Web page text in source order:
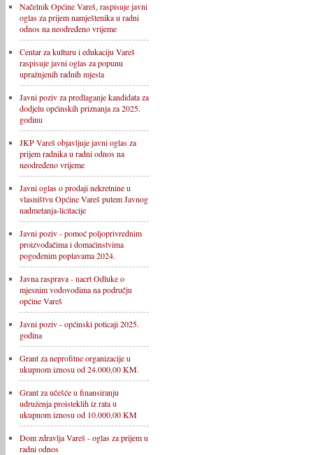
Načelnik Općine Vareš, raspisuje javni
oglas za prijem namještenika u radni
odnos na neodređeno vrijeme
Centar za kulturu i edukaciju Vareš
raspisuje javni oglas za popunu
upražnjenih radnih mjesta
Javni poziv za predlaganje kandidata za
dodjelu općinskih priznanja za 2025.
godinu
JKP Vareš objavljuje javni oglas za
prijem radnika u radni odnos na
neodređeno vrijeme
Javni oglas o prodaji nekretnine u
vlasništvu Općine Vareš putem Javnog
nadmetanja-licitacije
Javni poziv - pomoć poljoprivrednim
proizvođačima i domaćinstvima
pogođenim poplavama 2024.
Javna rasprava - nacrt Odluke o
mjesnim vodovodima na području
općine Vareš
Javni poziv - općinski poticaji 2025.
godina
Grant za neprofitne organizacije u
ukupnom iznosu od 24.000,00 KM.
Grant za učešće u finansiranju
udruženja proisteklih iz rata u
ukupnom iznosu od 10.000,00 KM
Dom zdravlja Vareš - oglas za prijem u
radni odnos